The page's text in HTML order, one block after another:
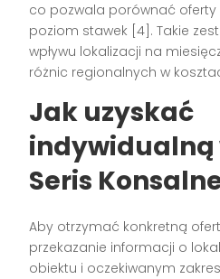
co pozwala porównać oferty
poziom stawek [4]. Takie
wpływu lokalizacji na
różnic regionalnych w
Jak uzyskać
indywidualną
Seris
Aby otrzymać konkretną
przekazanie informacji o
obiektu i oczekiwanym